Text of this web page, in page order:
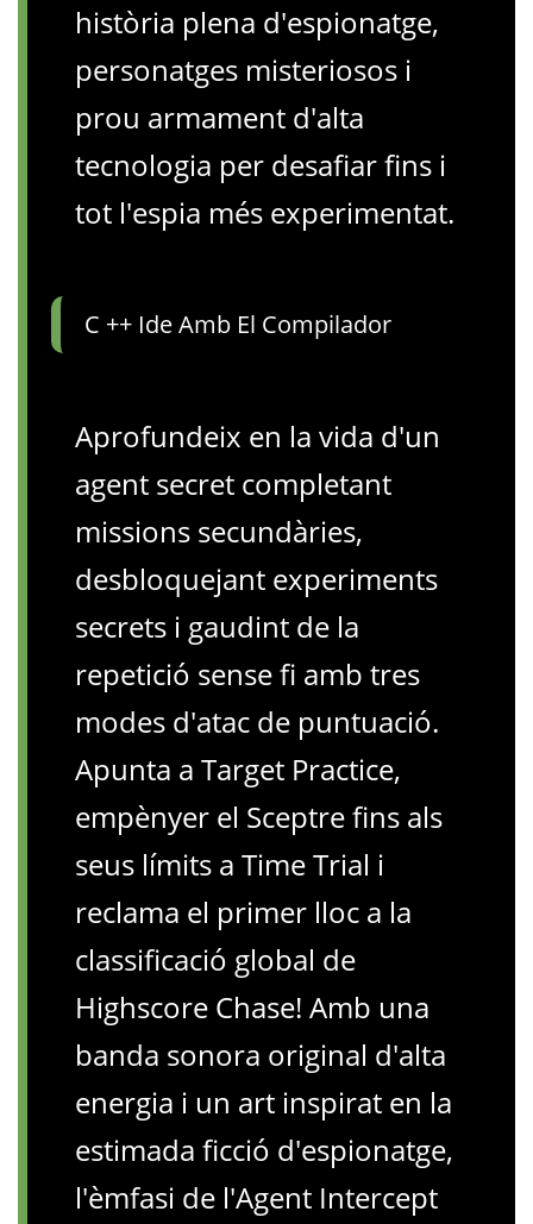
història plena d'espionatge,
personatges misteriosos i
prou armament d'alta
tecnologia per desafiar fins i
tot l'espia més experimentat.
C ++ Ide Amb El Compilador
Aprofundeix en la vida d'un
agent secret completant
missions secundàries,
desbloquejant experiments
secrets i gaudint de la
repetició sense fi amb tres
modes d'atac de puntuació.
Apunta a Target Practice,
empènyer el Sceptre fins als
seus límits a Time Trial i
reclama el primer lloc a la
classificació global de
Highscore Chase! Amb una
banda sonora original d'alta
energia i un art inspirat en la
estimada ficció d'espionatge,
l'èmfasi de l'Agent Intercept